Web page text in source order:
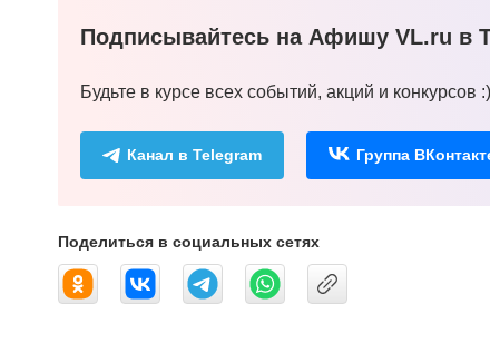
Подписывайтесь на Афишу VL.ru в
Будьте в курсе всех событий, акций и конкурсов :)
Канал в Telegram Группа
Поделиться в социальных сетях